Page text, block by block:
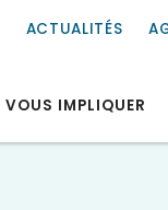
ACTUALITÉS
VOUS IMPLIQUER